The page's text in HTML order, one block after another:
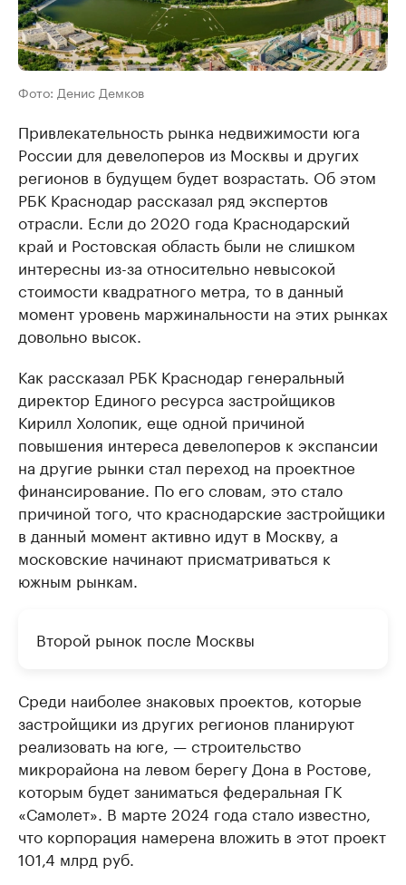
Фото: Денис Демков
Привлекательность рынка недвижимости юга
России для девелоперов из Москвы и других
регионов в будущем будет возрастать. Об этом
РБК Краснодар рассказал ряд экспертов
отрасли. Если до 2020 года Краснодарский
край и Ростовская область были не слишком
интересны из-за относительно невысокой
стоимости квадратного метра, то в данный
момент уровень маржинальности на этих рынках
довольно высок.
Как рассказал РБК Краснодар генеральный
директор Единого ресурса застройщиков
Кирилл Холопик, еще одной причиной
повышения интереса девелоперов к экспансии
на другие рынки стал переход на проектное
финансирование. По его словам, это стало
причиной того, что краснодарские застройщики
в данный момент активно идут в Москву, а
московские начинают присматриваться к
южным рынкам.
Второй рынок после Москвы
Среди наиболее знаковых проектов, которые
застройщики из других регионов планируют
реализовать на юге, — строительство
микрорайона на левом берегу Дона в Ростове,
которым будет заниматься федеральная ГК
«Самолет». В марте 2024 года стало известно,
что корпорация намерена вложить в этот проект
101,4 млрд руб.